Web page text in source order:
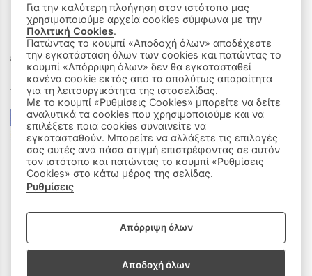
ΟΙ ΑΓΟΡΕΣ ΜΟΥ
Καλάθι Αγορών
Δεχόμαστε όλες τις πιστωτικές κάρτες:
Sitemap/Login
Για την καλύτερη πλοήγηση στον ιστότοπο μας
χρησιμοποιούμε αρχεία cookies σύμφωνα με την
Πολιτική Cookies.
Πατώντας το κουμπί «Αποδοχή όλων» αποδέχεστε
την εγκατάσταση όλων των cookies και πατώντας το
κουμπί «Απόρριψη όλων» δεν θα εγκατασταθεί
κανένα cookie εκτός από τα απολύτως απαραίτητα
για τη λειτουργικότητα της ιστοσελίδας.
Με το κουμπί «Ρυθμίσεις Cookies» μπορείτε να δείτε
αναλυτικά τα cookies που χρησιμοποιούμε και να
επιλέξετε ποια cookies συναινείτε να
εγκατασταθούν. Μπορείτε να αλλάξετε τις επιλογές
σας αυτές ανά πάσα στιγμή επιστρέφοντας σε αυτόν
τον ιστότοπο και πατώντας το κουμπί «Ρυθμίσεις
Cookies» στο κάτω μέρος της σελίδας.
Ρυθμίσεις
Απόρριψη όλων
Αποδοχή όλων